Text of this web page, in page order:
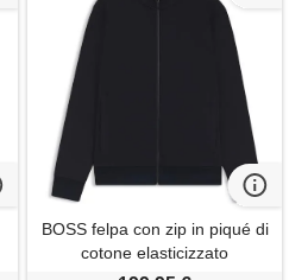
BOSS felpa con zip in piqué di
cotone elasticizzato